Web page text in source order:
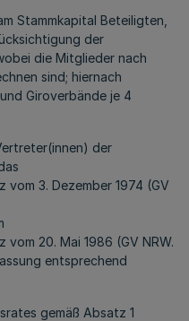
Stammkapital Beteiligten,
der
die Mitglieder nach
sind; hiernach
Giroverbände je 4
der
3. Dezember 1974 (GV
20. Mai 1986 (GV NRW.
entsprechend
gemäß Absatz 1